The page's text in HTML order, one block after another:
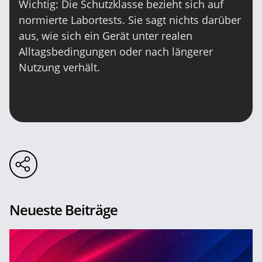
Wichtig: Die Schutzklasse bezieht sich auf
normierte Labortests. Sie sagt nichts darüber
aus, wie sich ein Gerät unter realen
Alltagsbedingungen oder nach längerer
Nutzung verhält.
Neueste Beiträge